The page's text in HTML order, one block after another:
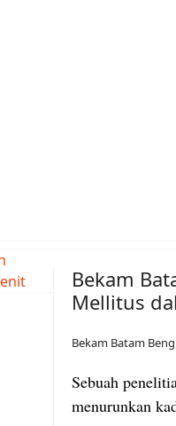
Bekam
Mellitus
Bekam Batam
Sebuah
menurunkan